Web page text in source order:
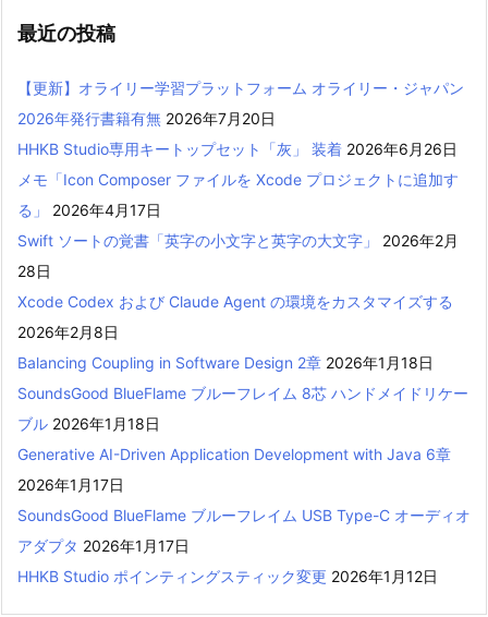
最近の投稿
【更新】オライリー学習プラットフォーム オライリー・ジャパン
2026年発行書籍有無 2026年7月20日
HHKB Studio専用キートップセット「灰」 装着 2026年6月26日
メモ「Icon Composer ファイルを Xcode プロジェクトに追加す
る」
2026年4月17日
Swift ソートの覚書「英字の小文字と英字の大文字」
2026年2月
28日
Xcode Codex および Claude Agent の環境をカスタマイズする
2026年2月8日
Balancing Coupling in Software Design 2章 2026年1月18日
SoundsGood BlueFlame ブルーフレイム 8芯 ハンドメイドリケー
ブル 2026年1月18日
Generative AI-Driven Application Development with Java 6章
2026年1月17日
SoundsGood BlueFlame ブルーフレイム USB Type-C オーディオ
アダプタ 2026年1月17日
HHKB Studio ポインティングスティック変更 2026年1月12日